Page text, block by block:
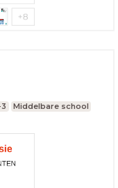
Middelbare school